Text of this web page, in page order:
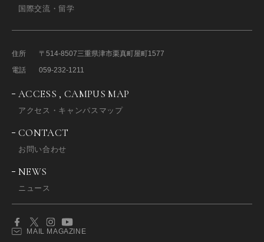
国際交流・留学
住所 〒514-8507三重県津市栗真町屋町1577
電話
059-232-1211
ACCESS , CAMPUS MAP
アクセス・キャンパスマップ
CONTACT
お問い合わせ
NEWS
ニュース
MAIL MAGAZINE